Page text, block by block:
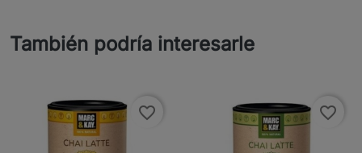
También podría interesarle
favorite_border favorite_border